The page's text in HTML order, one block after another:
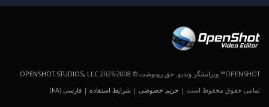
OPENSHOT™ ویرایشگر ویدیو. حق رونوشت © 2008-2026 OPENSHOT STUDIOS, LLC
.
تمامی حقوق محفوظ است | حریم خصوصی | شرایط استفاده | فارسی (FA)